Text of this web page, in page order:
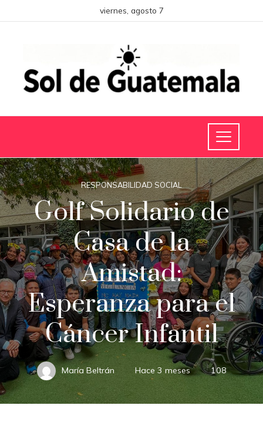
viernes, agosto 7
RESPONSABILIDAD SOCIAL
Golf Solidario de
Casa de la
Amistad:
Esperanza para el
Cáncer Infantil
María Beltrán Hace 3 meses 108